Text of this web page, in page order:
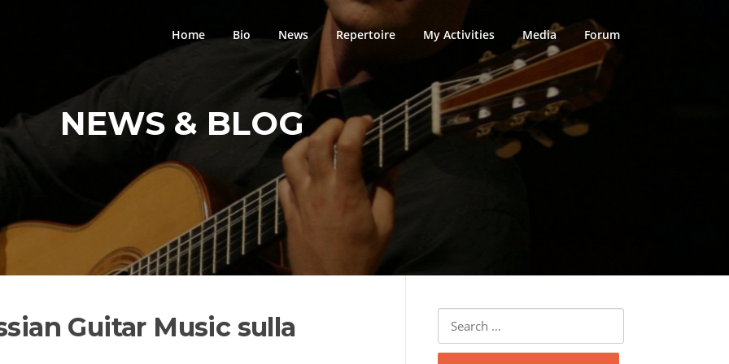
Home Bio News Repertoire My Activities Media Forum
NEWS & BLOG
Guitar Music sulla